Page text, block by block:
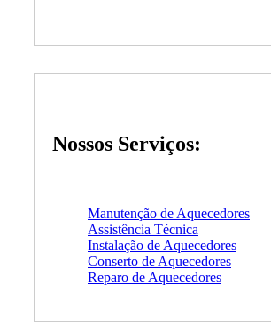
Nossos Serviços:
Manutenção de Aquecedores
Assistência Técnica
Instalação de Aquecedores
Conserto de Aquecedores
Reparo de Aquecedores